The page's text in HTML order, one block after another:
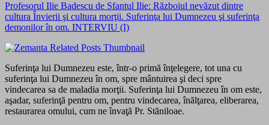
Profesorul Ilie Badescu de Sfantul Ilie: Războiul nevăzut dintre
cultura Învierii şi cultura morţii. Suferinţa lui Dumnezeu şi suferinţa
demonilor în om. INTERVIU (I)
Suferinţa lui Dumnezeu este, într-o primă înţelegere, tot una cu
suferinţa lui Dumnezeu în om, spre mântuirea şi deci spre
vindecarea sa de maladia morţii. Suferinţa lui Dumnezeu în om este,
aşadar, suferinţă pentru om, pentru vindecarea, înălţarea, eliberarea,
restaurarea omului, cum ne învaţă Pr. Stăniloae.